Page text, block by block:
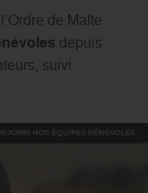
de Malte
depuis
suivi